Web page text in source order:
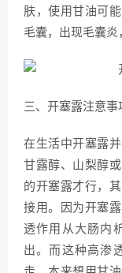
肤，使用甘油可
毛囊，出现毛囊炎
三、开塞露注意事
在生活中开塞露
甘露醇、山梨醇
的开塞露才行，
接用。因为开塞
透作用从大肠内
出。而这种高渗